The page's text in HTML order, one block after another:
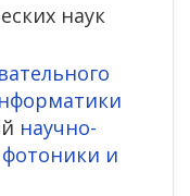
наук
научно-
и